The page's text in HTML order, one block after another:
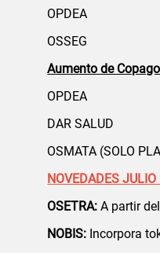
OPDEA
OSSEG
Aumento de Copago
OPDEA
DAR SALUD
OSMATA (SOLO
NOVEDADES
OSETRA: A partir
NOBIS: Incorpora